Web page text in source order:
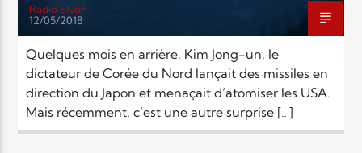
Radio Elyon
12/05/2018
Quelques mois en arrière, Kim Jong-un, le
dictateur de Corée du Nord lançait des missiles en
direction du Japon et menaçait d’atomiser les USA.
Mais récemment, c’est une autre surprise […]